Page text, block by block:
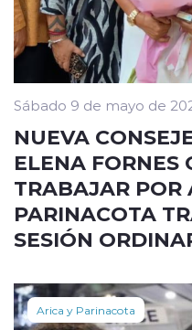
Sábado 9 de mayo de
NUEVA
ELENA FORNES
TRABAJAR POR
PARINACOTA
SESIÓN
Arica y Parinacota